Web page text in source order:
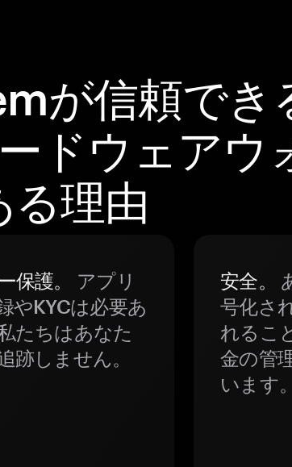
が信頼でき
ドウェアウ
る理由
保護。
アプリ
やKYCは必要あ
たちはあなた
跡しません。
安全。
号化さ
れるこ
金の管
います。